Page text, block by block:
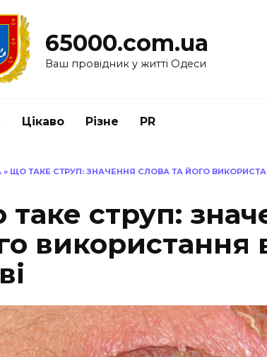
65000.com.ua
Ваш провідник у житті Одеси
Цікаво Різне PR
» ЩО ТАКЕ СТРУП: ЗНАЧЕННЯ СЛОВА ТА ЙОГО
струп:
використання